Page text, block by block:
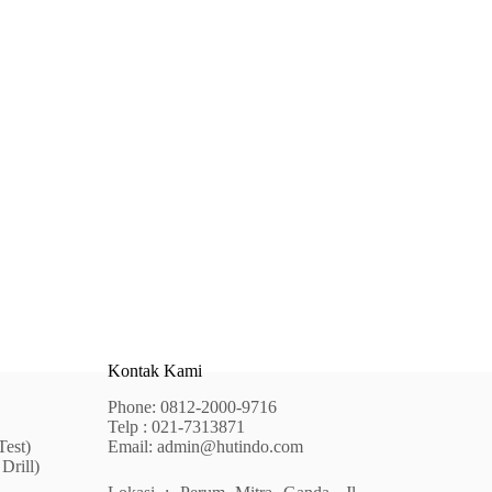
Drill)
Kontak Kami
Phone: 0812-2000-9716
Telp : 021-7313871
Email: admin@hutindo.com